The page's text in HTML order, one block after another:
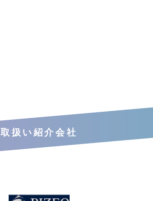
取扱い紹介会社